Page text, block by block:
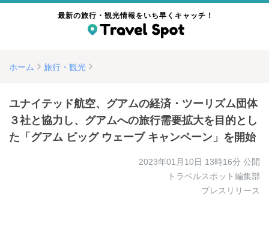
最新の旅行・観光情報をいち早くキャッチ！
ホーム 旅行・観光
ユナイテッド航空、グアムの経済・ツーリズム団体
３社と協力し、グアムへの旅行需要拡大を目的とし
た「グアム ビッグ ウェーブ キャンペーン」を開始
2023年01月10日 13時16分 公開
トラベルスポット編集部
プレスリリース